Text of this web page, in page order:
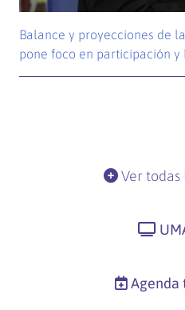
Balance y proyecciones de
pone foco en participación y
Ver todas
Agenda